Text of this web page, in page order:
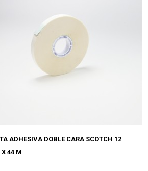
ADHESIVA DOBLE CARA SCOTCH 12
44 M